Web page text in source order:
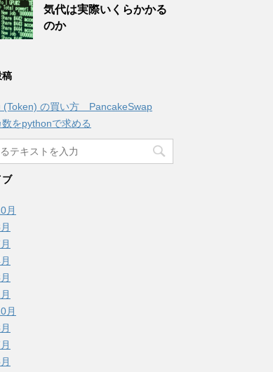
気代は実際いくらかかる
のか
稿
(Token) の買い方 PancakeSwap
をpythonで求める
ブ
月
月